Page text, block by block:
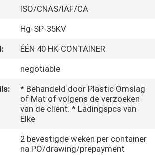
ISO/CNAS/IAF/CA
Hg-SP-35KV
ÉÉN 40 HK-CONTAINER
negotiable
* Behandeld door Plastic Omslag
of Mat of volgens de verzoeken
van de cliënt. * Ladingspcs van
Elke
2 bevestigde weken per container
na PO/drawing/prepayment